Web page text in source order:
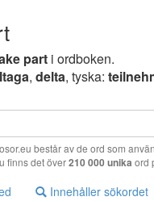
part i ordboken.
, delta, tyska:
består av de ord som
finns det över210 000 unika ord
Innehåller sökordet